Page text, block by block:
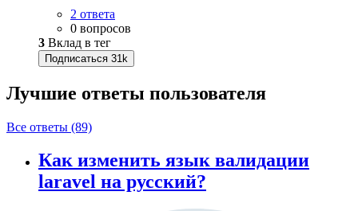
2 ответа
0 вопросов
3 Вклад в тег
Подписаться 31k
Лучшие ответы пользователя
Все ответы (89)
Как изменить язык валидации
laravel на русский?